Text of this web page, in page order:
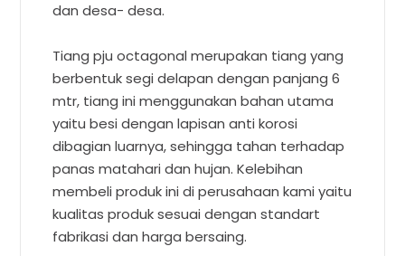
dan desa- desa.
Tiang pju octagonal merupakan tiang yang
berbentuk segi delapan dengan panjang 6
mtr, tiang ini menggunakan bahan utama
yaitu besi dengan lapisan anti korosi
dibagian luarnya, sehingga tahan terhadap
panas matahari dan hujan. Kelebihan
membeli produk ini di perusahaan kami yaitu
kualitas produk sesuai dengan standart
fabrikasi dan harga bersaing.